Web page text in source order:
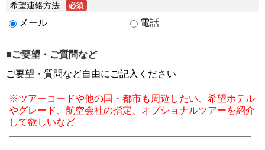
希望連絡方法
メール 電話
■ご要望・ご質問など
ご要望・質問など自由にご記入ください
※ツアーコードや他の国・都市も周遊したい、希望ホテル
やグレード、航空会社の指定、オプショナルツアーを紹介
して欲しいなど